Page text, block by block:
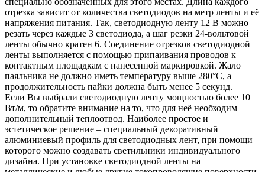
отрезка зависит от количества светодиодов на метр ленты и её
напряжения питания. Так, светодиодную ленту 12 В можно
резать через каждые 3 светодиода, а шаг резки 24-вольтовой
ленты обычно кратен 6. Соединение отрезков светодиодной
ленты выполняется с помощью припаивания проводов к
контактным площадкам с нанесенной маркировкой. Жало
паяльника не должно иметь температуру выше 280°C, а
продолжительность пайки должна быть менее 5 секунд.
Если Вы выбрали светодиодную ленту мощностью более 10
Вт/м, то обратите внимание на то, что для неё необходим
дополнительный теплоотвод. Наиболее простое и
эстетическое решение – специальный декоративный
алюминиевый профиль для светодиодных лент, при помощи
которого можно создавать светильники индивидуального
дизайна. При установке светодиодной ленты на